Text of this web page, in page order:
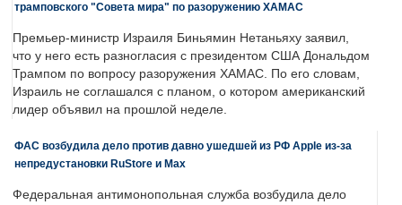
трамповского "Совета мира" по разоружению ХАМАС
Премьер-министр Израиля Биньямин Нетаньяху заявил,
что у него есть разногласия с президентом США Дональдом
Трампом по вопросу разоружения ХАМАС. По его словам,
Израиль не соглашался с планом, о котором американский
лидер объявил на прошлой неделе.
ФАС возбудила дело против давно ушедшей из РФ Apple из-за
непредустановки RuStore и Max
Федеральная антимонопольная служба возбудила дело